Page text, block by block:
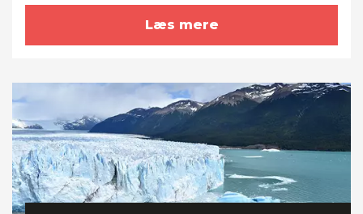
Læs mere